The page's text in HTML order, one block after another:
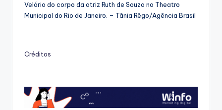
Velório do corpo da atriz Ruth de Souza no Theatro
Municipal do Rio de Janeiro. – Tânia Rêgo/Agência Brasil
Créditos